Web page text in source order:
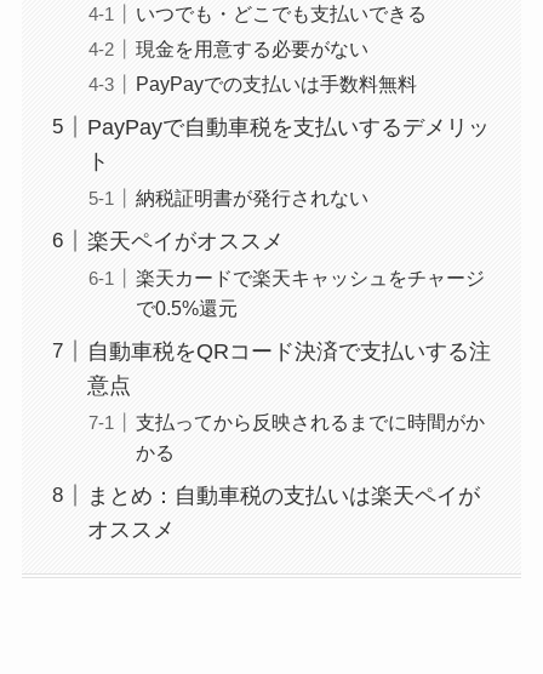
いつでも・どこでも支払いできる
現金を用意する必要がない
PayPayでの支払いは手数料無料
PayPayで自動車税を支払いするデメリッ
ト
納税証明書が発行されない
楽天ペイがオススメ
楽天カードで楽天キャッシュをチャージ
で0.5%還元
自動車税をQRコード決済で支払いする注
意点
支払ってから反映されるまでに時間がか
かる
まとめ：自動車税の支払いは楽天ペイが
オススメ